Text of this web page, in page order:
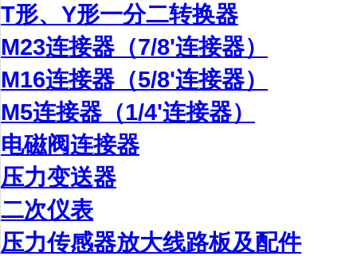
T形、Y形一分二转换器
M23连接器（7/8'连接器）
M16连接器（5/8'连接器）
M5连接器（1/4'连接器）
电磁阀连接器
压力变送器
二次仪表
压力传感器放大线路板及配件